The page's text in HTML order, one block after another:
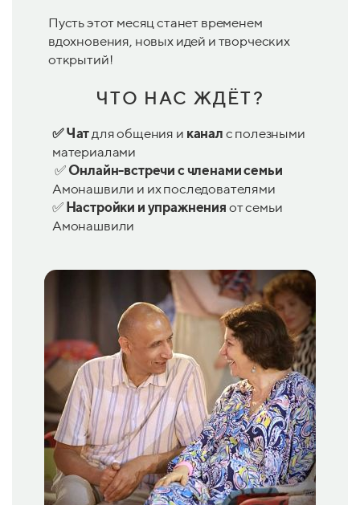
Пусть этот месяц станет временем
вдохновения, новых идей и творческих
открытий!
ЧТО НАС ЖДЁТ?
✅Чатдля общения и канал с полезными
материалами
✅Онлайн-встречи счленами семьи
Амонашвили и их последователями
✅ Настройки и упражнения от семьи
Амонашвили